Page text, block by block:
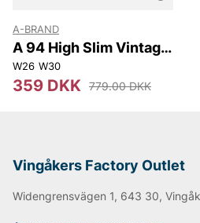
Björn Borg
A-BRAND
A 94 High Slim Vintage
Black
W26 W30
359 DKK 779.00 DKK
Vingåkers Factory Outlet
Widengrensvägen 1, 643 30,